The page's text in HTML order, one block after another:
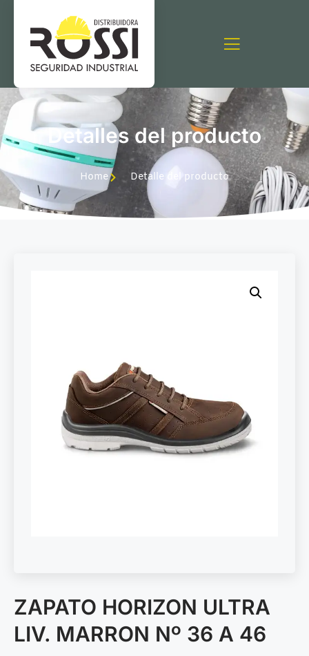
Detalles del producto
Home Detalle del producto
ZAPATO HORIZON ULTRA
LIV. MARRON Nº 36 A 46